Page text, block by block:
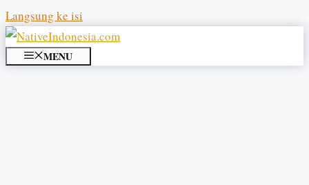
Langsung ke isi
MENU